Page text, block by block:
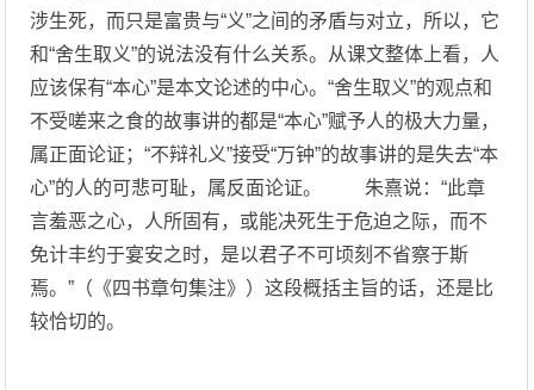
涉生死，而只是富贵与“义”之间的矛盾与对立，所以，它
和“舍生取义”的说法没有什么关系。从课文整体上看，人
应该保有“本心”是本文论述的中心。“舍生取义”的观点和
不受嗟来之食的故事讲的都是“本心”赋予人的极大力量，
属正面论证；“不辩礼义”接受“万钟”的故事讲的是失去“本
心”的人的可悲可耻，属反面论证。 朱熹说：“此章
言羞恶之心，人所固有，或能决死生于危迫之际，而不
免计丰约于宴安之时，是以君子不可顷刻不省察于斯
焉。”（《四书章句集注》）这段概括主旨的话，还是比
较恰切的。